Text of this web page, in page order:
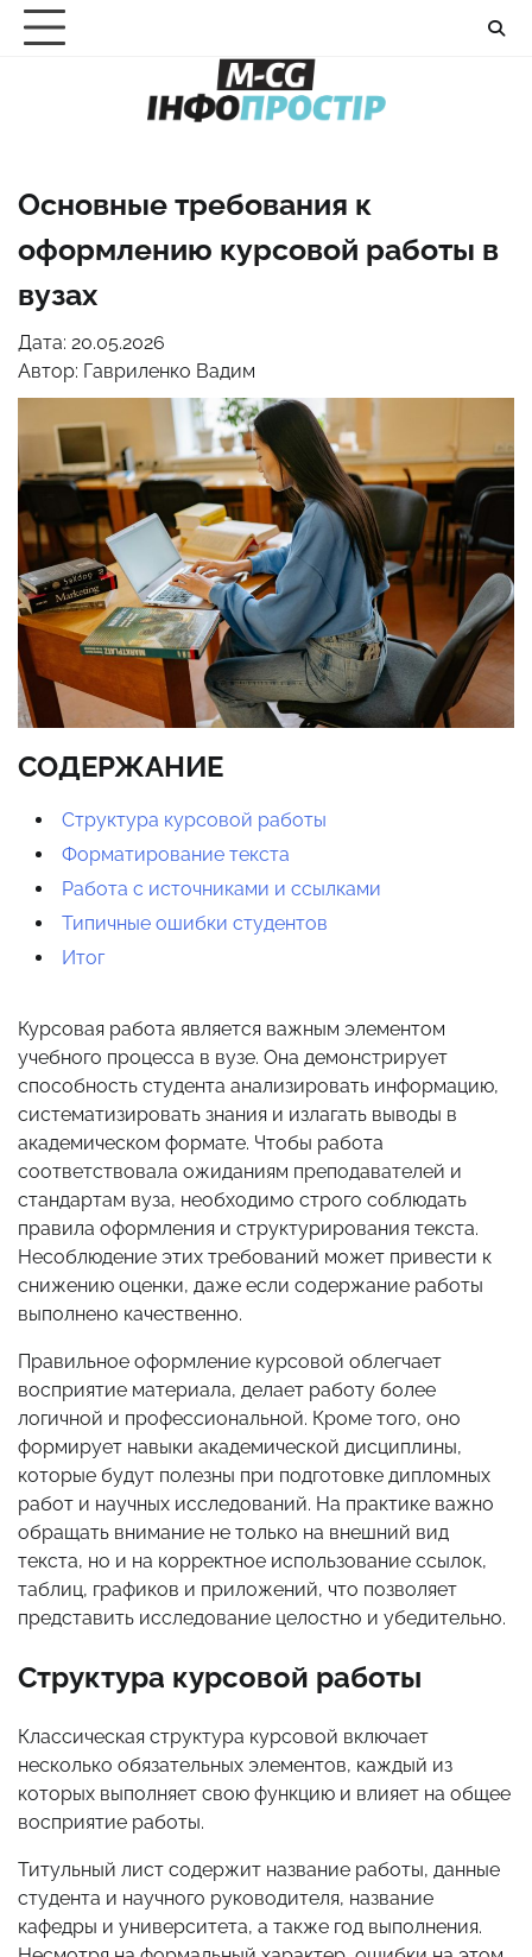
Перейти
Основные требования к
оформлению курсовой работы в
вузах
Дата: 20.05.2026
Автор: Гавриленко Вадим
СОДЕРЖАНИЕ
Структура курсовой работы
Форматирование текста
Работа с источниками и ссылками
Типичные ошибки студентов
Итог
Курсовая работа является важным элементом
учебного процесса в вузе. Она демонстрирует
способность студента анализировать информацию,
систематизировать знания и излагать выводы в
академическом формате. Чтобы работа
соответствовала ожиданиям преподавателей и
стандартам вуза, необходимо строго соблюдать
правила оформления и структурирования текста.
Несоблюдение этих требований может привести к
снижению оценки, даже если содержание работы
выполнено качественно.
Правильное оформление курсовой облегчает
восприятие материала, делает работу более
логичной и профессиональной. Кроме того, оно
формирует навыки академической дисциплины,
которые будут полезны при подготовке дипломных
работ и научных исследований. На практике важно
обращать внимание не только на внешний вид
текста, но и на корректное использование ссылок,
таблиц, графиков и приложений, что позволяет
представить исследование целостно и убедительно.
Структура курсовой работы
Классическая структура курсовой включает
несколько обязательных элементов, каждый из
которых выполняет свою функцию и влияет на общее
восприятие работы.
Титульный лист содержит название работы, данные
студента и научного руководителя, название
кафедры и университета, а также год выполнения.